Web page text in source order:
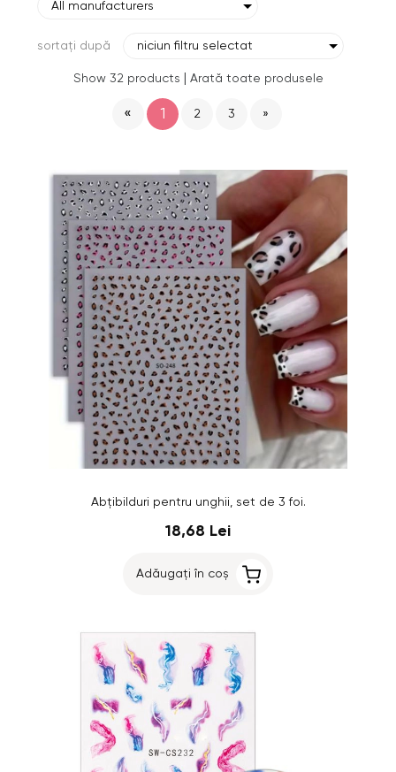
All manufacturers
sortați după niciun filtru selectat
Show 32 products Arată toate produsele
« 1 2 3 »
Abțibilduri pentru unghii, set de 3 foi.
18,68 Lei
Adăugați în coș